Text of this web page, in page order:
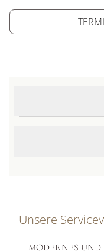
Unsere
MODERNES UND